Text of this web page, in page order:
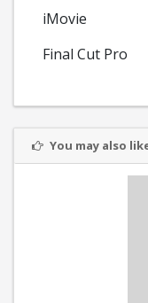
iMovie
Final Cut Pro
You may also